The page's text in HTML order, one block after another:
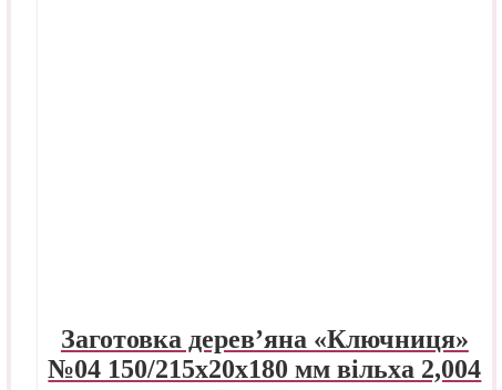
Заготовка дерев’яна «Ключниця»
№04 150/215х20х180 мм вільха 2,004